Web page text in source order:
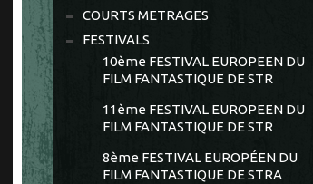
COURTS METRAGES
FESTIVALS
10ème FESTIVAL EUROPEEN DU
FILM FANTASTIQUE DE STR
11ème FESTIVAL EUROPEEN DU
FILM FANTASTIQUE DE STR
8ème FESTIVAL EUROPÉEN DU
FILM FANTASTIQUE DE STRA